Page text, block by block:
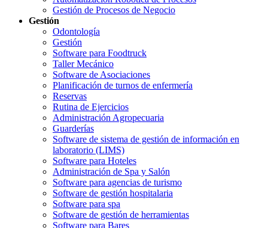
Gestión de Procesos de Negocio
Gestión
Odontología
Gestión
Software para Foodtruck
Taller Mecánico
Software de Asociaciones
Planificación de turnos de enfermería
Reservas
Rutina de Ejercicios
Administración Agropecuaria
Guarderías
Software de sistema de gestión de información en
laboratorio (LIMS)
Software para Hoteles
Administración de Spa y Salón
Software para agencias de turismo
Software de gestión hospitalaria
Software para spa
Software de gestión de herramientas
Software para Bares